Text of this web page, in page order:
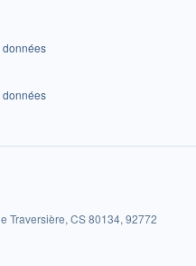
données
données
Traversière, CS 80134, 92772